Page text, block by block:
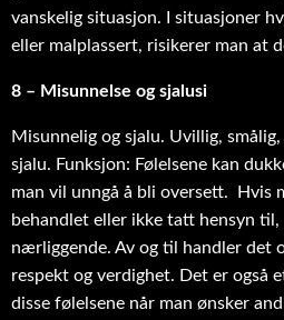
vanskelig situasjon. I situasjoner
eller malplassert, risikerer man at
8 – Misunnelse og sjalusi
Misunnelig og sjalu. Uvillig,
sjalu. Funksjon: Følelsene kan
man vil unngå å bli oversett. Hvis
behandlet eller ikke tatt hensyn til,
nærliggende. Av og til handler det
respekt og verdighet. Det er også
disse følelsene når man ønsker